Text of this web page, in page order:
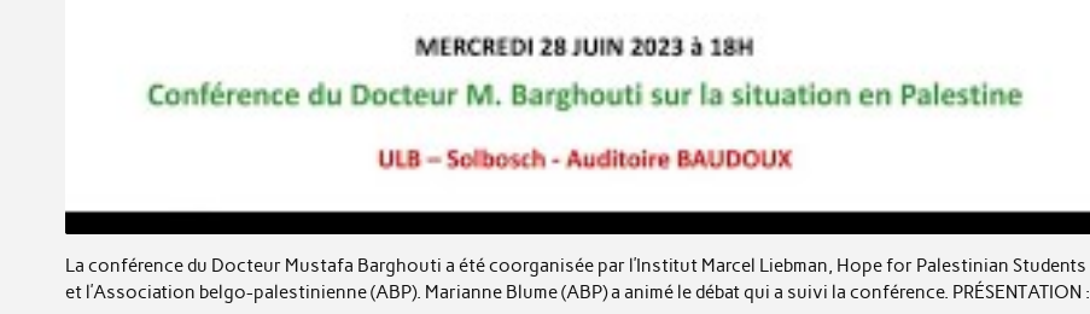
La conférence du Docteur Mustafa Barghouti a été coorganisée par l’Institut Marcel Liebman, Hope for Palestinian Students
et l’Association belgo-palestinienne (ABP). Marianne Blume (ABP) a animé le débat qui a suivi la conférence. PRÉSENTATION :